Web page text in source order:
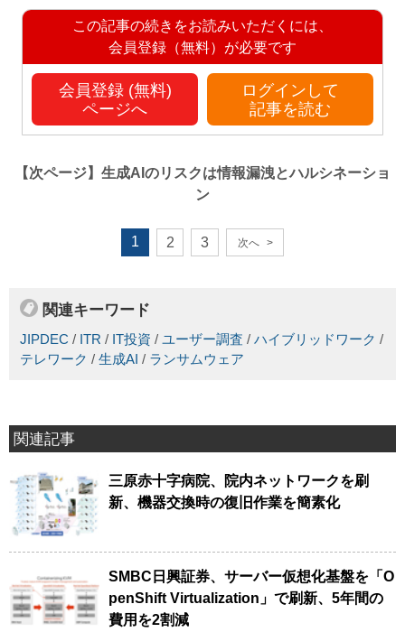
この記事の続きをお読みいただくには、
会員登録（無料）が必要です
会員登録 (無料)
ページへ
ログインして
記事を読む
【次ページ】 生成AIのリスクは情報漏洩とハルシネーショ
ン
1 2 3 次へ >
関連キーワード
JIPDEC / ITR / IT投資 / ユーザー調査 / ハイブリッドワーク /
テレワーク / 生成AI / ランサムウェア
関連記事
三原赤十字病院、院内ネットワークを刷
新、機器交換時の復旧作業を簡素化
SMBC日興証券、サーバー仮想化基盤を「O
penShift Virtualization」で刷新、5年間の
費用を2割減